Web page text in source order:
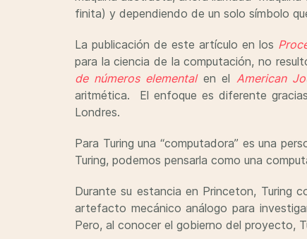
finita) y dependiendo de un solo símbolo
La publicación de este artículo en los
para la ciencia de la computación, no
de números elementalen elAmerican
aritmética. El enfoque es diferente
Londres.
Para Turing una “computadora” es una
Turing, podemos pensarla como una
Durante su estancia en Princeton, Turing
artefacto mecánico análogo para
Pero, al conocer el gobierno del proyecto,